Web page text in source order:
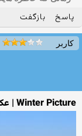
پاسخ بازگفت
کاربر
Winter Picture | عکس های زمستانی